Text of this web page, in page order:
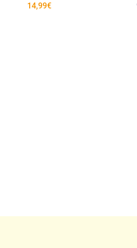
14,99€